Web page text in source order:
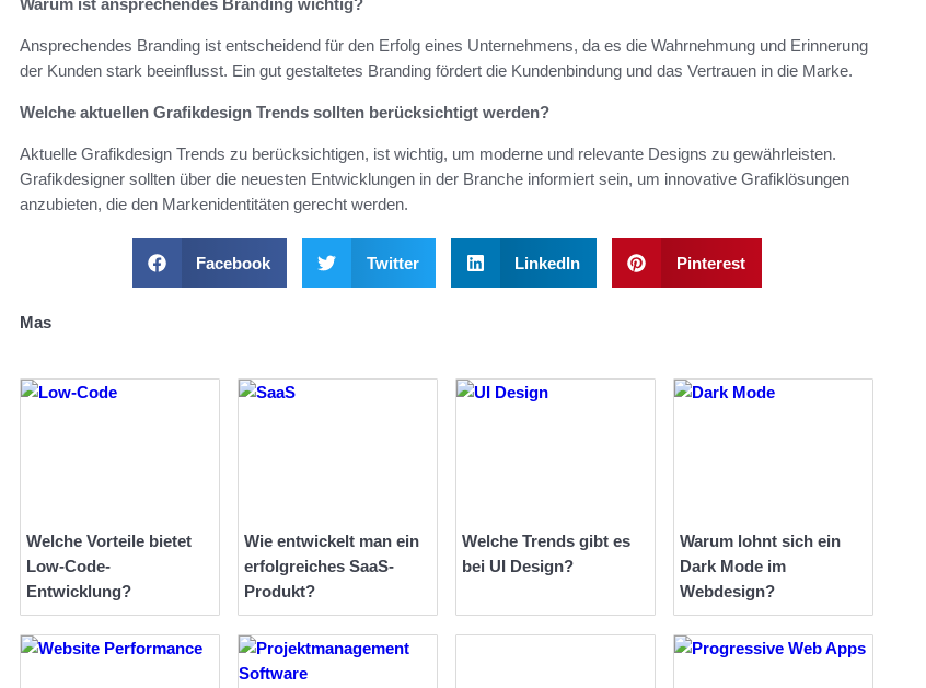
Ansprechendes Branding ist entscheidend für den Erfolg eines Unternehmens, da es die Wahrnehmung und Erinnerung
der Kunden stark beeinflusst. Ein gut gestaltetes Branding fördert die Kundenbindung und das Vertrauen in die Marke.
Welche aktuellen Grafikdesign Trends sollten berücksichtigt werden?
Aktuelle Grafikdesign Trends zu berücksichtigen, ist wichtig, um moderne und relevante Designs zu gewährleisten.
Grafikdesigner sollten über die neuesten Entwicklungen in der Branche informiert sein, um innovative Grafiklösungen
anzubieten, die den Markenidentitäten gerecht werden.
Facebook Twitter LinkedIn Pinterest
Mas
Welche Vorteile bietet
Low-Code-
Entwicklung?
Wie entwickelt man ein
erfolgreiches SaaS-
Produkt?
Welche Trends gibt es
bei UI Design?
Warum lohnt sich ein
Dark Mode im
Webdesign?